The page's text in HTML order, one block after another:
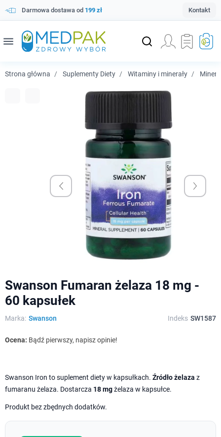
Darmowa dostawa od 199 zł Kontakt
menu
Strona główna Suplementy Diety Witaminy i minerały
Swanson Fumaran żelaza 18 mg -
60 kapsułek
Marka: Swanson Indeks SW1587
Ocena: Bądź pierwszy, napisz opinie!
Swanson Iron to suplement diety w kapsułkach. Źródło żelaza z
fumaranu żelaza. Dostarcza 18 mgżelaza w kapsułce.
Produkt bez zbędnych dodatków.